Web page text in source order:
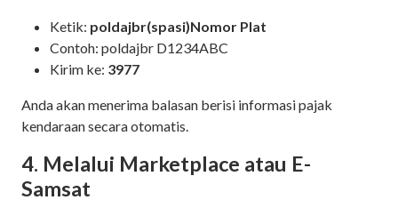
Ketik: poldajbr(spasi)Nomor Plat
Contoh: poldajbr D1234ABC
Kirim ke: 3977
Anda akan menerima balasan berisi informasi pajak
kendaraan secara otomatis.
4. Melalui Marketplace atau E-
Samsat